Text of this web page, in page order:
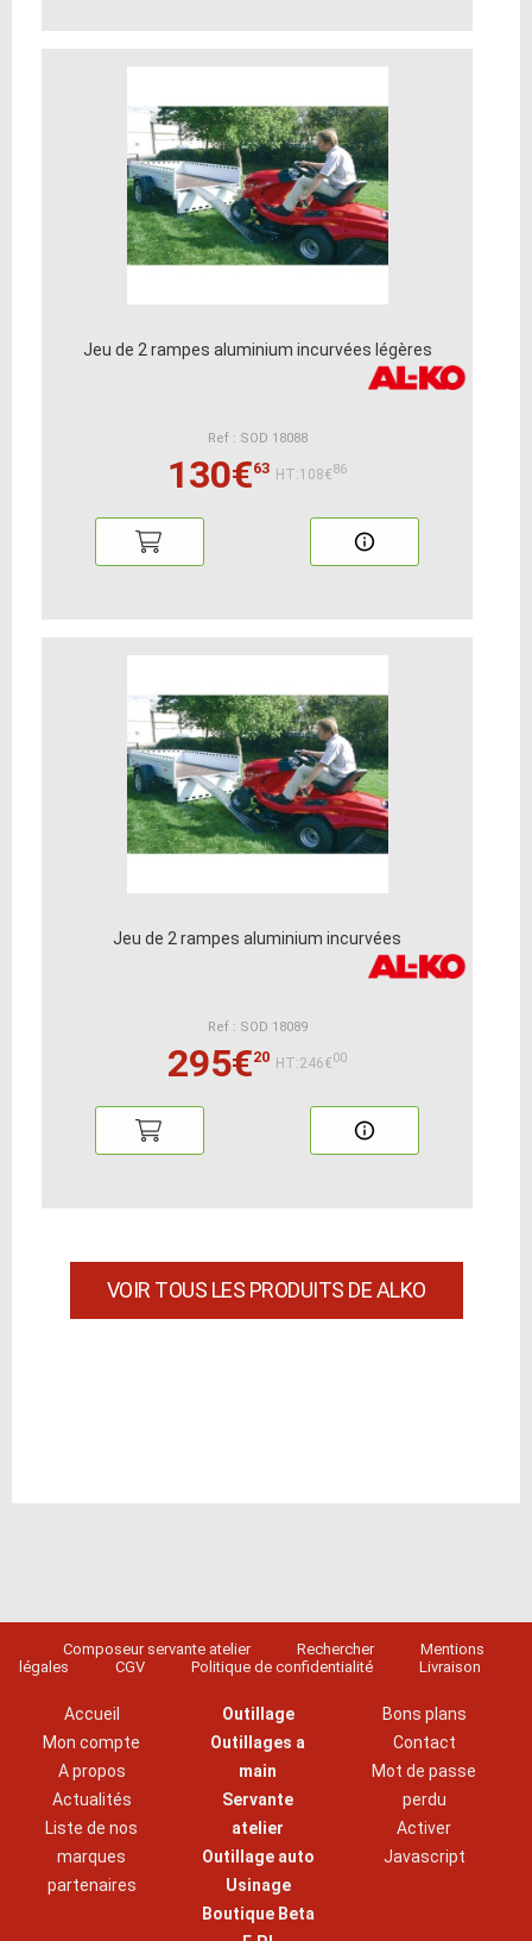
Jeu de 2 rampes aluminium incurvées légères
Ref : SOD 18088
130€63 HT:108€86
Jeu de 2 rampes aluminium incurvées
Ref : SOD 18089
295€20 HT:246€00
VOIR TOUS LES PRODUITS DE ALKO
Composeur servante atelier Rechercher
Mentions
légales
CGV Politique de confidentialité Livraison
Accueil
Mon compte
A propos
Actualités
Liste de nos
marques
partenaires
Outillage
Outillages a
main
Servante
atelier
Outillage auto
Usinage
Boutique Beta
Bons plans
Contact
Mot de passe
perdu
Activer
Javascript